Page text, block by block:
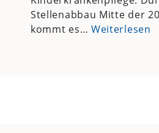
Stellenabbau Mitte der
kommt es… Weiterlesen